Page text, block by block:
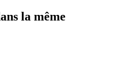
la même